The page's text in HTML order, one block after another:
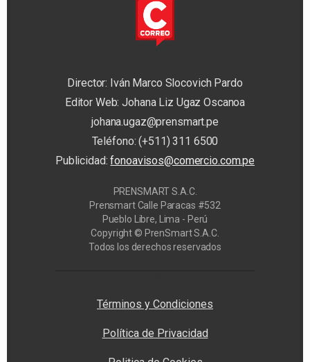
Director: Iván Marco Slocovich Pardo
Editor Web: Johana Liz Ugaz Oscanoa
johana.ugaz@prensmart.pe
Teléfono: (+511) 311 6500
Publicidad:fonoavisos@comercio.com.pe
PRENSMART S.A.C.
Prensmart Calle Paracas #532
Pueblo Libre, Lima - Perú
Copyright © PrenSmart S.A.C.
Todos los derechos reservados
Términos y Condiciones
Política de Privacidad